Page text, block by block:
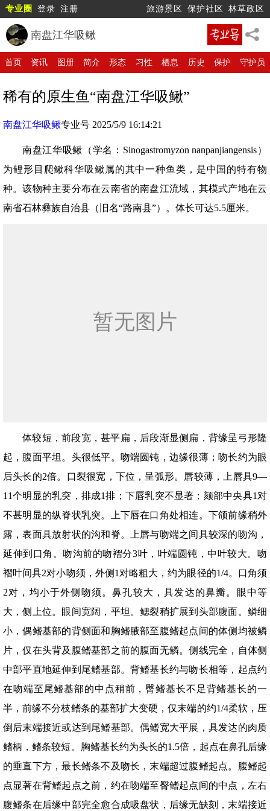
专业圈 登录 注册 旅游景区 保护社区 林草政区
南盘江华吸鳅
首页 资讯 图册 简介 形态 习性 栖息 历史 保护 守护员
稀有的原生鱼“南盘江华吸鳅”
南盘江华吸鳅专业号 2025/5/9 16:14:21
南盘江华吸鳅（学名：Sinogastromyzon nanpanjiangensis）
为鲤形目爬鳅科华吸鳅属的其中一种鱼类，是中国的特有物
种。该物种主要分布在云南省的南盘江流域，其模式产地在云
南省石林彝族自治县（旧名“路南县”）。体长可达5.5厘米。
体较短，前段宽，甚平扁，后段渐显侧扁，背缘呈弓形隆
起，腹面平坦。头很低平。吻端圆钝，边缘很薄；吻长约为眼
后头长的2倍。口裂很宽，下位，呈弧形。唇较薄，上唇具9—
11个明显的乳突，排成1排；下唇乳突不显著；颏部中央具1对
不甚明显的纵脊状乳突。上下唇在口角处相连。下颌前缘稍外
露，表面具放射状的沟和脊。上唇与吻端之间具较深的吻沟，
延伸到口角。吻沟前的吻褶分3叶，叶端圆钝，中叶较大。吻
褶叶间具2对小吻须，外侧1对略粗大，约为眼径的1/4。口角须
2对，均小于外侧吻须。鼻孔较大，具发达的鼻瓣。眼中等
大，侧上位。眼间宽阔，平坦。鳃裂稍扩展到头部腹面。鳞细
小，偶鳍基部的背侧面和胸鳍腋部至腹鳍起点间的体侧均被鳞
片，仅在头背及腹鳍基部之前的腹面无鳞。侧线完全，自体侧
中部平直地延伸到尾鳍基部。背鳍基长约与吻长相等，起点约
在吻端至尾鳍基部的中点稍前，臀鳍基长不足背鳍基长的一
半，前缘不分枝鳍条的基部扩大变硬，仅末端的约1/4柔软，压
倒后末端接近或达到尾鳍基部。偶鳍宽大平展，具发达的肉质
鳍柄，鳍条较短。胸鳍基长约为头长的1.5倍，起点在鼻孔后缘
的垂直下方，最长鳍条不及吻长，末端超过腹鳍起点。腹鳍起
点显著在背鳍起点之前，约在吻端至臀鳍起点间的中点，左右
腹鳍条在后缘中部完全愈合成吸盘状，后缘无缺刻，末端接近